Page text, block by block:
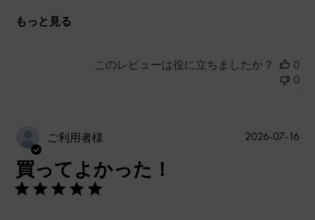
もっと見る
このレビューは役に立ちましたか？
0
0
ご利用者様
買ってよかった！
公
2026-07-16